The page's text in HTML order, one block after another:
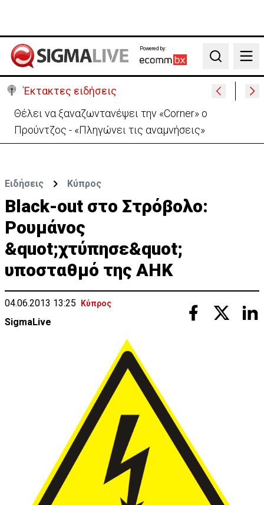
Powered by:
Search
Έκτακτες ειδήσεις
Θέλει να ξαναζωντανέψει την «Corner» o
Προύντζος - «Πληγώνει τις αναμνήσεις»
Ειδήσεις Κύπρος
Βlack-out στο Στρόβολο:
Ρουμάνος
&quot;χτύπησε&quot;
υποσταθμό της ΑΗΚ
04.06.2013 13:25 Κύπρος
SigmaLive